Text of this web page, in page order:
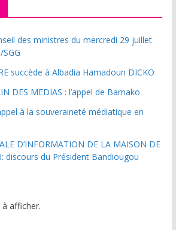
des ministres du mercredi 29 juillet
succède à Albadia Hamadoun DICKO
DES MEDIAS : l’appel de Bamako
à la souveraineté médiatique en
D’INFORMATION DE LA MAISON DE
discours du Président Bandiougou
afficher.